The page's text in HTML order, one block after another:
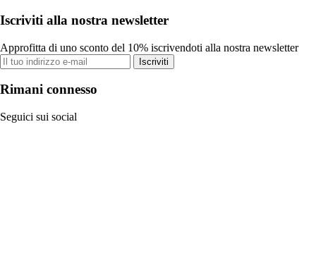
Iscriviti alla nostra newsletter
Approfitta di uno sconto del 10% iscrivendoti alla nostra newsletter
Iscriviti
Rimani connesso
Seguici sui social